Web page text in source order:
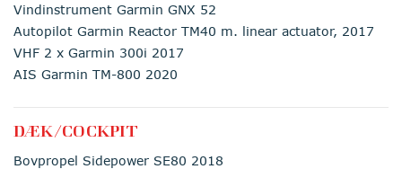
Vindinstrument Garmin GNX 52
Autopilot Garmin Reactor TM40 m. linear actuator, 2017
VHF 2 x Garmin 300i 2017
AIS Garmin TM-800 2020
DÆK/COCKPIT
Bovpropel Sidepower SE80 2018